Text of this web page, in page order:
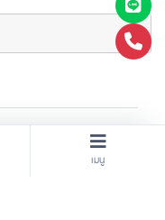
ARR Gold Trading
เมนู